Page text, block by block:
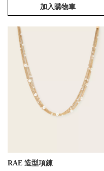
加入購物車
RAE 造型項鍊